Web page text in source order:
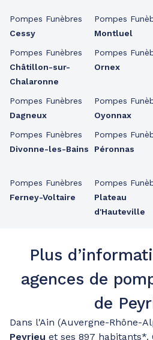
Pompes Funèbres
Cessy
Pompes Funèbres
Châtillon-sur-
Chalaronne
Pompes Funèbres
Dagneux
Pompes Funèbres
Divonne-les-Bains
Pompes Funèbres
Ferney-Voltaire
Pompes
Montluel
Pompes
Ornex
Pompes
Oyonnax
Pompes
Péronnas
Pompes
Plateau
d'Hauteville
Plus
agences de
de
Dans l'Ain (Auvergne-Rhône-
Peyrieu et ses 897